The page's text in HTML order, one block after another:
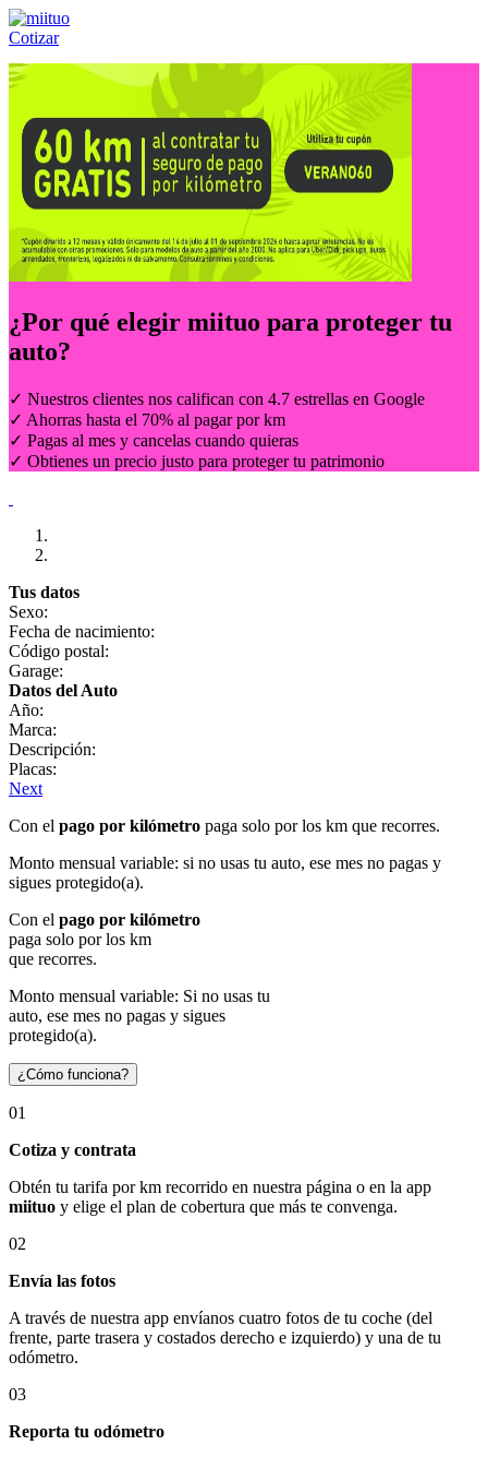
Cotizar
Llámanos al:(55) 84-21-05-00 ó
¿Por qué elegir miituo para proteger tu
auto?
✓ Nuestros clientes nos califican con 4.7 estrellas en Google
✓ Ahorras hasta el 70% al pagar por km
✓ Pagas al mes y cancelas cuando quieras
✓ Obtienes un precio justo para proteger tu patrimonio
Tus datos
Sexo:
Fecha de nacimiento:
Código postal:
Garage:
Datos del Auto
Año:
Marca:
Descripción:
Placas:
Next
Con el pago por kilómetro paga solo por los km que recorres.
Monto mensual variable: si no usas tu auto, ese mes no pagas y
sigues protegido(a).
Con el pago por kilómetro
paga solo por los km
que recorres.
Monto mensual variable: Si no usas tu
auto, ese mes no pagas y sigues
protegido(a).
¿Cómo funciona?
01
Cotiza y contrata
Obtén tu tarifa por km recorrido en nuestra página o en la app
miituo y elige el plan de cobertura que más te convenga.
02
Envía las fotos
A través de nuestra app envíanos cuatro fotos de tu coche (del
frente, parte trasera y costados derecho e izquierdo) y una de tu
odómetro.
03
Reporta tu odómetro